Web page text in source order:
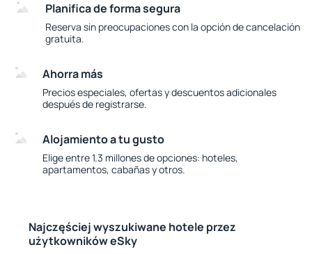
Planifica de forma segura
Reserva sin preocupaciones con la opción de cancelación
gratuita.
Ahorra más
Precios especiales, ofertas y descuentos adicionales
después de registrarse.
Alojamiento a tu gusto
Elige entre 1.3 millones de opciones: hoteles,
apartamentos, cabañas y otros.
Najczęściej wyszukiwane hotele przez
użytkowników eSky